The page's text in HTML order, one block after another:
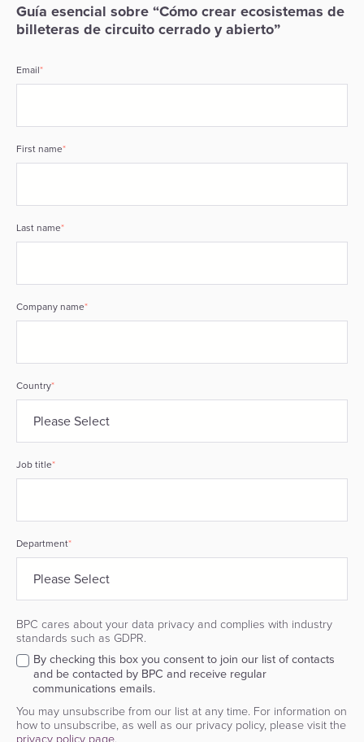
Guía esencial sobre “Cómo crear ecosistemas de
billeteras de circuito cerrado y abierto”
Email*
First name*
Last name*
Company name*
Country*
Job title*
Department*
BPC cares about your data privacy and complies with industry
standards such as GDPR.
By checking this box you consent to join our list of contacts
and be contacted by BPC and receive regular
communications emails.
You may unsubscribe from our list at any time. For information on
how to unsubscribe, as well as our privacy policy, please visit the
privacy policy page.